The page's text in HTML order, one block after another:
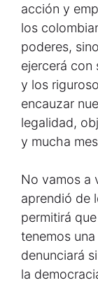
acción y
los
poderes,
ejercerá con
y los
encauzar
legalidad,
y mucha
No vamos a
aprendió de
permitirá
tenemos
denunciará
la